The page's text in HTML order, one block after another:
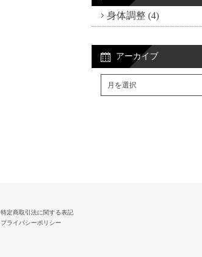
身体調整 (4)
アーカイブ
特定商取引法に関する表記
プライバシーポリシー